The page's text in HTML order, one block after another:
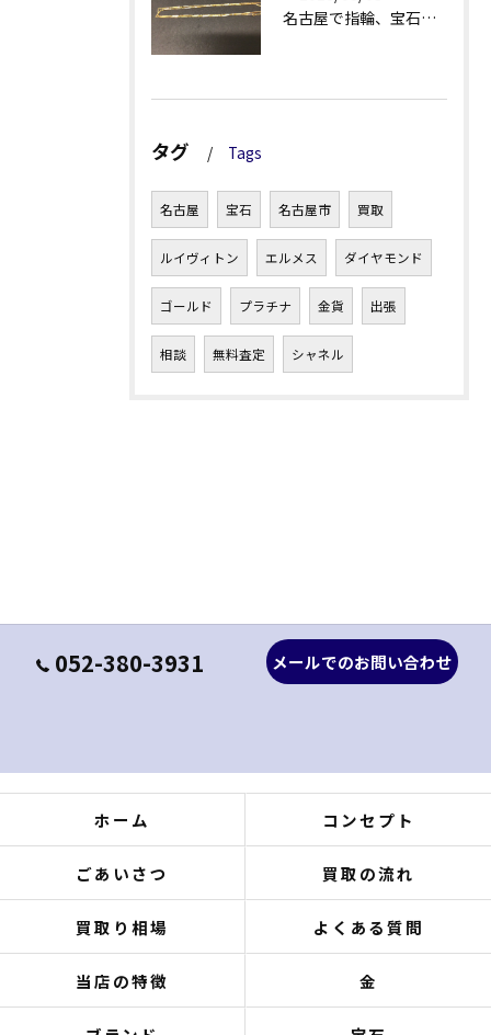
名古屋で指輪、宝石買取なら当店で！！。
タグ Tags
名古屋 宝石 名古屋市 買取
ルイヴィトン エルメス ダイヤモンド
ゴールド プラチナ 金貨 出張
相談 無料査定 シャネル
052-380-3931 メールでのお問い合わせ
ホーム コンセプト
ごあいさつ 買取の流れ
買取り相場 よくある質問
当店の特徴 金